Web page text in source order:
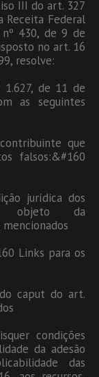
III do art. 327
Receita Federal
430, de 9 de
no art. 16
resolve:
de 11 de
as seguintes
que
falsos:&#160
jurídica dos
objeto da
Links para os
caput do art.
condições
da adesão
das